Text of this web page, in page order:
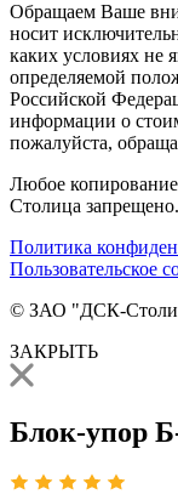
Обращаем Ваше
носит
каких условиях не
определяемой
Российской
информации о
пожалуйста,
Любое
Столица запрещено.
Политика
Пользовательское
© ЗАО "ДСК-
ЗАКРЫТЬ
Блок-упор